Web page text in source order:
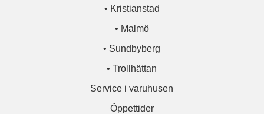
• Kristianstad
• Malmö
• Sundbyberg
• Trollhättan
Service i varuhusen
Öppettider